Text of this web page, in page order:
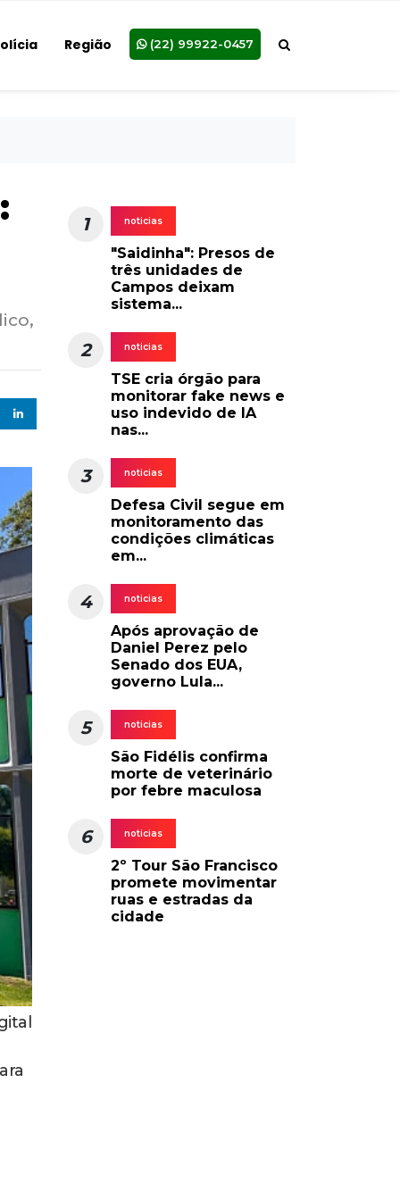
Região (22) 99922-0457
1 noticias
"Saidinha": Presos de
três unidades de
Campos deixam
sistema...
2 noticias
TSE cria órgão para
monitorar fake news e
uso indevido de IA
nas...
3 noticias
Defesa Civil segue em
monitoramento das
condições climáticas
em...
4 noticias
Após aprovação de
Daniel Perez pelo
Senado dos EUA,
governo Lula...
5 noticias
São Fidélis confirma
morte de veterinário
por febre maculosa
6 noticias
2º Tour São Francisco
promete movimentar
ruas e estradas da
cidade